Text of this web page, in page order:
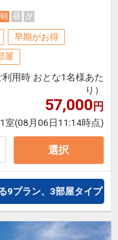
込割引は適用され
できません。
代金は、カレンダ
いた後表示される
画面」でご確認くだ
込がお得】早期申込
でにお申し込みにな
様１，０００円引
ぎてからの変更（人
プ・食事条件・プラ
数の増減等の変更）
でにお申し込みに
様２，０００円引
ぎてからの変更（人
プ・食事条件・プラ
数の増減等の変更）
申込割引は適用され
はできません。
行代金は、カレンダ
画面」でご確認くだ
込がお得】早期申込
朝 昼 夕
早期がお得
屋
利用時 おとな1名様あた
り）
57,000円
1室(08月06日11:14時点)
選択
9プラン、3部屋タイプ